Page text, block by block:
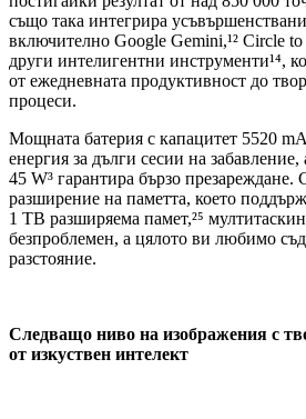
също така интегрира
включително Google Gemini,¹² Circle to
други интелигентни инструменти¹⁴,
от ежедневната продуктивност до
процеси.
Мощната батерия с капацитет 5520
енергия за дълги сесии на забавление,
45 W³ гарантира бързо презареждане.
разширение на паметта, което
1 TB разширяема памет,²⁵
безпроблемен, а цялото ви любимо
разстояние.
Следващо ниво на изображения с
от изкуствен интелект